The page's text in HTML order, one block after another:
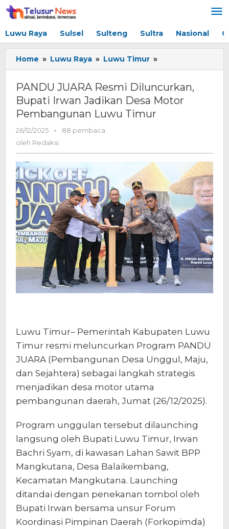
Lewati
ke
Luwu Raya Sulsel Sulteng Sultra Nasional
Home » Luwu Raya » Luwu Timur »
JUARA
Diluncurkan,
Bupati
Pembangunan
Timur
PANDU JUARA Resmi Diluncurkan,
Bupati Irwan Jadikan Desa Motor
Pembangunan Luwu Timur
26/12/2025
oleh
Redaksi
-
88 pembaca
oleh Redaksi
Luwu Timur– Pemerintah Kabupaten Luwu
Timur resmi meluncurkan Program PANDU
JUARA (Pembangunan Desa Unggul, Maju,
dan Sejahtera) sebagai langkah strategis
menjadikan desa motor utama
pembangunan daerah, Jumat (26/12/2025).
Program unggulan tersebut dilaunching
langsung oleh Bupati Luwu Timur, Irwan
Bachri Syam, di kawasan Lahan Sawit BPP
Mangkutana, Desa Balaikembang,
Kecamatan Mangkutana. Launching
ditandai dengan penekanan tombol oleh
Bupati Irwan bersama unsur Forum
Koordinasi Pimpinan Daerah (Forkopimda)